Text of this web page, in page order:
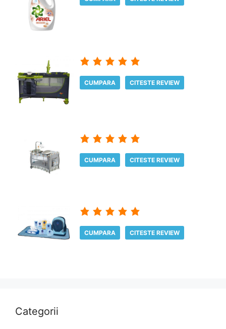
CUMPARA CITESTE REVIEW
CUMPARA CITESTE REVIEW
CUMPARA CITESTE REVIEW
Categorii